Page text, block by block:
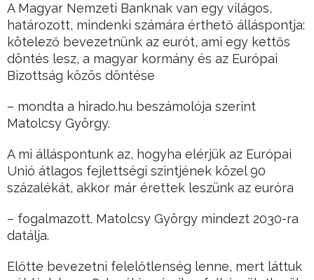
A Magyar Nemzeti Banknak van egy világos,
határozott, mindenki számára érthető álláspontja:
kötelező bevezetnünk az eurót, ami egy kettős
döntés lesz, a magyar kormány és az Európai
Bizottság közös döntése
– mondta a hirado.hu beszámolója szerint
Matolcsy György.
A mi álláspontunk az, hogyha elérjük az Európai
Unió átlagos fejlettségi szintjének közel 90
százalékát, akkor már érettek leszünk az euróra
– fogalmazott. Matolcsy György mindezt 2030-ra
datálja.
Előtte bevezetni felelőtlenség lenne, mert láttuk